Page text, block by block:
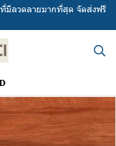
ที่มีลวดลายมากที่สุด จัดส่งฟรี